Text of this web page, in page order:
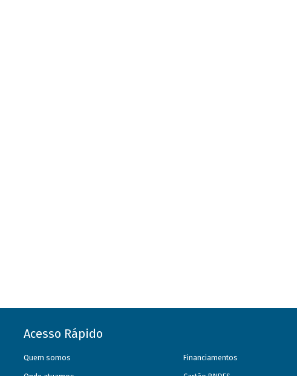
Acesso Rápido
Quem somos Financiamentos